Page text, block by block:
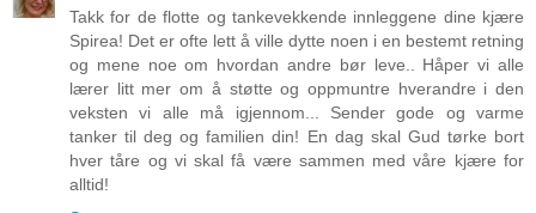
Takk for de flotte og tankevekkende innleggene dine kjære
Spirea! Det er ofte lett å ville dytte noen i en bestemt retning
og mene noe om hvordan andre bør leve.. Håper vi alle
lærer litt mer om å støtte og oppmuntre hverandre i den
veksten vi alle må igjennom... Sender gode og varme
tanker til deg og familien din! En dag skal Gud tørke bort
hver tåre og vi skal få være sammen med våre kjære for
alltid!